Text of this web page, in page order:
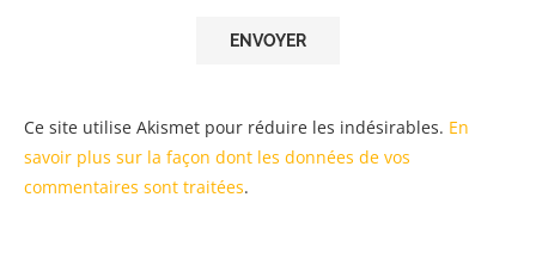
Ce site utilise Akismet pour réduire les indésirables. En
savoir plus sur la façon dont les données de vos
commentaires sont traitées.